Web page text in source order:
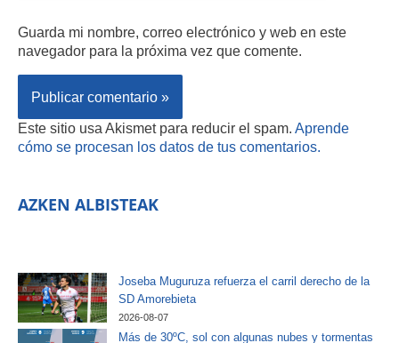
Guarda mi nombre, correo electrónico y web en este
navegador para la próxima vez que comente.
Este sitio usa Akismet para reducir el spam. Aprende
cómo se procesan los datos de tus comentarios.
AZKEN ALBISTEAK
Joseba Muguruza refuerza el carril derecho de la
SD Amorebieta
2026-08-07
Más de 30ºC, sol con algunas nubes y tormentas